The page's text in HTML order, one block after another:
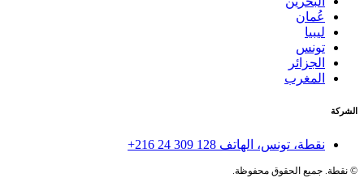
عُمان
ليبيا
تونس
الجزائر
المغرب
الشركة
نقطة، تونس، الهاتف +216 24 309 128
©نقطة. جميع الحقوق محفوظة.